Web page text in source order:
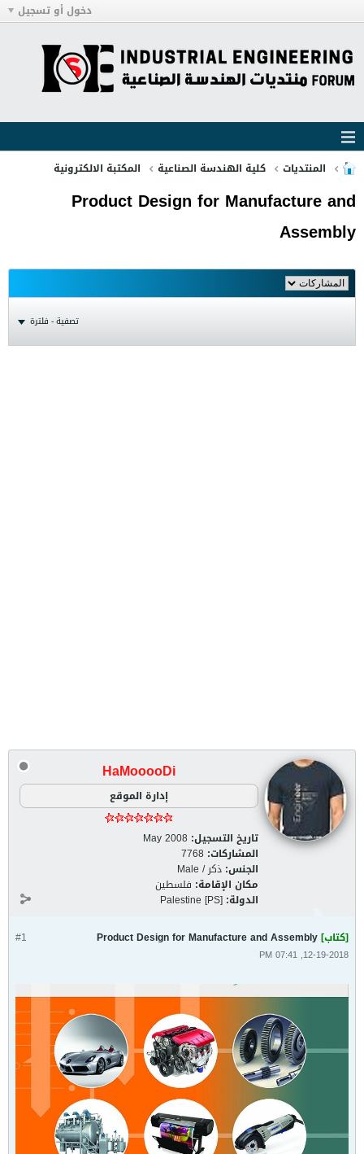
دخول أو تسجيل
المنتديات كلية الهندسة الصناعية المكتبة الالكترونية
Product Design for Manufacture and
Assembly
تصفية - فلترة
HaMooooDi
إدارة الموقع
تاريخ التسجيل: May 2008
المشاركات: 7768
الجنس: ذكر / Male
مكان الإقامة: فلسطين
الدولة: Palestine [PS]
#1 [كتاب]Product Design for Manufacture and Assembly
12-19-2018, 07:41 PM